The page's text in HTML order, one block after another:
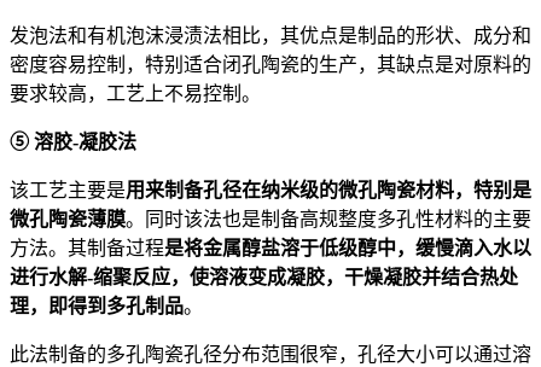
发泡法和有机泡沫浸渍法相比，其优点是制品的形状、成分和
密度容易控制，特别适合闭孔陶瓷的生产，其缺点是对原料的
要求较高，工艺上不易控制。
⑤ 溶胶-凝胶法
该工艺主要是用来制备孔径在纳米级的微孔陶瓷材料，特别是
微孔陶瓷薄膜。同时该法也是制备高规整度多孔性材料的主要
方法。其制备过程是将金属醇盐溶于低级醇中，缓慢滴入水以
进行水解-缩聚反应，使溶液变成凝胶，干燥凝胶并结合热处
理，即得到多孔制品。
此法制备的多孔陶瓷孔径分布范围很窄，孔径大小可以通过溶